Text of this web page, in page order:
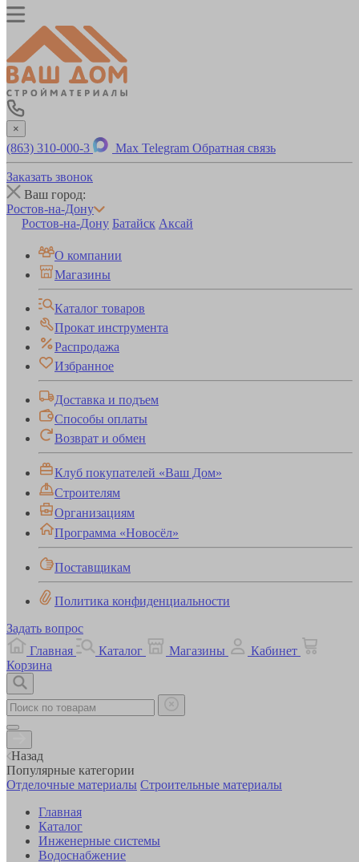
×
(863) 310-000-3 Max Telegram Обратная связь
Заказать звонок
Ваш город:
Ростов-на-Дону
Ростов-на-Дону Батайск Аксай
О компании
Магазины
Каталог товаров
Прокат инструмента
Распродажа
Избранное
Доставка и подъем
Способы оплаты
Возврат и обмен
Клуб покупателей «Ваш Дом»
Строителям
Организациям
Программа «Новосёл»
Поставщикам
Политика конфиденциальности
Задать вопрос
Главная
Каталог Магазины
Кабинет
Корзина
Назад
Популярные категории
Отделочные материалы Строительные материалы
Главная
Каталог
Инженерные системы
Водоснабжение